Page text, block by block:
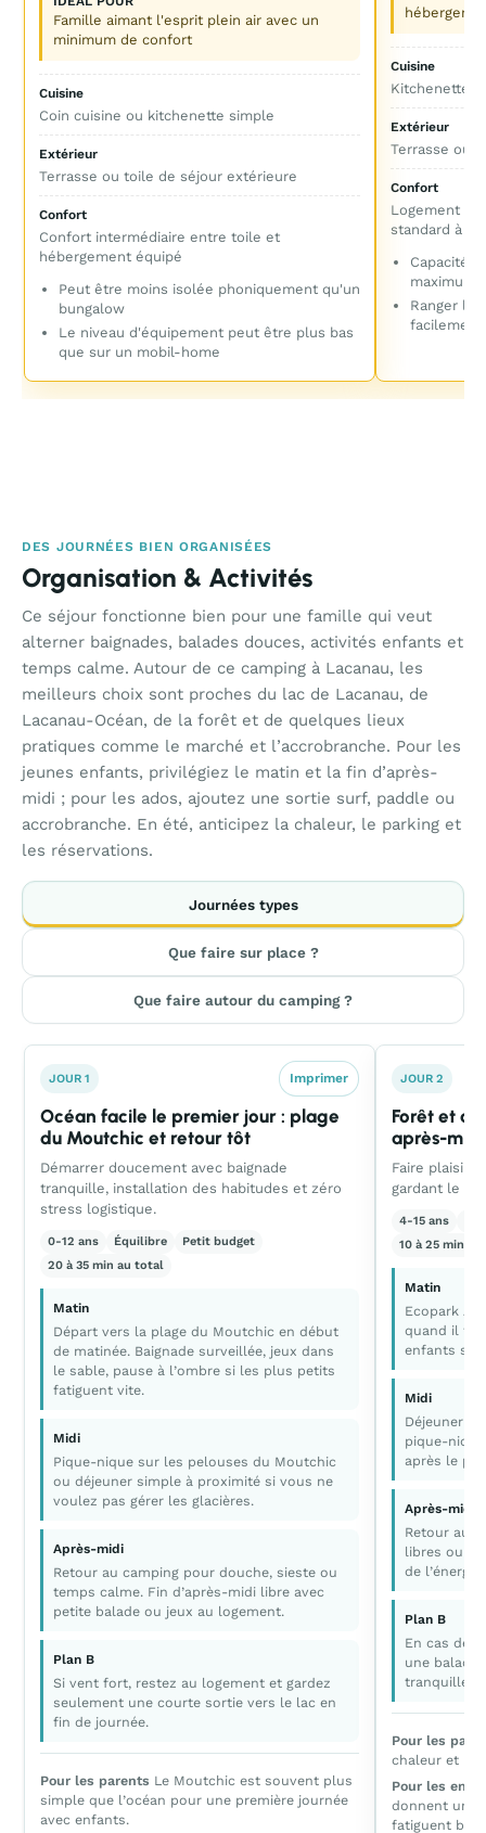
Cuisine
Kitchenette
Extérieur
Terrasse ou
Confort
Logement
standard à
Capacité
maximum
Ranger
facilement
Famille aimant l'esprit plein air avec un
minimum de confort
Cuisine
Coin cuisine ou kitchenette simple
Extérieur
Terrasse ou toile de séjour extérieure
Confort
Confort intermédiaire entre toile et
hébergement équipé
Peut être moins isolée phoniquement qu'un
bungalow
Le niveau d'équipement peut être plus bas
que sur un mobil-home
DES JOURNÉES BIEN ORGANISÉES
Organisation & Activités
Ce séjour fonctionne bien pour une famille qui veut
alterner baignades, balades douces, activités enfants et
temps calme. Autour de ce camping à Lacanau, les
meilleurs choix sont proches du lac de Lacanau, de
Lacanau-Océan, de la forêt et de quelques lieux
pratiques comme le marché et l’accrobranche. Pour les
jeunes enfants, privilégiez le matin et la fin d’après-
midi ; pour les ados, ajoutez une sortie surf, paddle ou
accrobranche. En été, anticipez la chaleur, le parking et
les réservations.
Journées types
Que faire sur place ?
Que faire autour du camping ?
JOUR 1 Imprimer
Océan facile le premier jour : plage
du Moutchic et retour tôt
Démarrer doucement avec baignade
tranquille, installation des habitudes et zéro
stress logistique.
0-12 ans Équilibre
Petit budget
20 à 35 min au total
Matin
Départ vers la plage du Moutchic en début
de matinée. Baignade surveillée, jeux dans
le sable, pause à l’ombre si les plus petits
fatiguent vite.
Midi
Pique-nique sur les pelouses du Moutchic
ou déjeuner simple à proximité si vous ne
voulez pas gérer les glacières.
Après-midi
Retour au camping pour douche, sieste ou
temps calme. Fin d’après-midi libre avec
petite balade ou jeux au logement.
Plan B
Si vent fort, restez au logement et gardez
seulement une courte sortie vers le lac en
fin de journée.
Pour les parents Le Moutchic est souvent plus
simple que l’océan pour une première journée
avec enfants.
JOUR 2
Forêt et
après-
Faire plaisir
gardant le
4-15 ans
10 à 25 min
Matin
Ecopark
quand il
enfants
Midi
Déjeuner
pique-
après le
Après-midi
Retour au
libres ou
de
Plan B
En cas de
une balade
tranquille
Pour les
chaleur et
Pour les
donnent un
fatiguent